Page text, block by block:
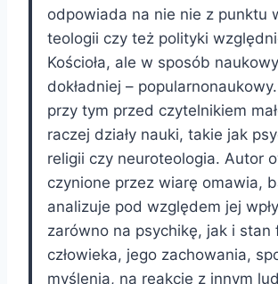
odpowiada na nie nie z punktu
teologii czy też polityki
Kościoła, ale w sposób
dokładniej –
przy tym przed czytelnikiem
raczej działy nauki, takie jak
religii czy neuroteologia. Autor
czynione przez wiarę omawia,
analizuje pod względem jej
zarówno na psychikę, jak i stan
człowieka, jego zachowania,
myślenia, na reakcje z innym